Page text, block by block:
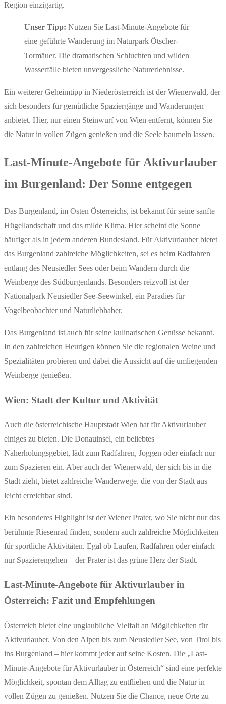
Region einzigartig.
Unser Tipp: Nutzen Sie Last-Minute-Angebote für
eine geführte Wanderung im Naturpark Ötscher-
Tormäuer. Die dramatischen Schluchten und wilden
Wasserfälle bieten unvergessliche Naturerlebnisse.
Ein weiterer Geheimtipp in Niederösterreich ist der Wienerwald, der
sich besonders für gemütliche Spaziergänge und Wanderungen
anbietet. Hier, nur einen Steinwurf von Wien entfernt, können Sie
die Natur in vollen Zügen genießen und die Seele baumeln lassen.
Last-Minute-Angebote für Aktivurlauber
im Burgenland: Der Sonne entgegen
Das Burgenland, im Osten Österreichs, ist bekannt für seine sanfte
Hügellandschaft und das milde Klima. Hier scheint die Sonne
häufiger als in jedem anderen Bundesland. Für Aktivurlauber bietet
das Burgenland zahlreiche Möglichkeiten, sei es beim Radfahren
entlang des Neusiedler Sees oder beim Wandern durch die
Weinberge des Südburgenlands. Besonders reizvoll ist der
Nationalpark Neusiedler See-Seewinkel, ein Paradies für
Vogelbeobachter und Naturliebhaber.
Das Burgenland ist auch für seine kulinarischen Genüsse bekannt.
In den zahlreichen Heurigen können Sie die regionalen Weine und
Spezialitäten probieren und dabei die Aussicht auf die umliegenden
Weinberge genießen.
Wien: Stadt der Kultur und Aktivität
Auch die österreichische Hauptstadt Wien hat für Aktivurlauber
einiges zu bieten. Die Donauinsel, ein beliebtes
Naherholungsgebiet, lädt zum Radfahren, Joggen oder einfach nur
zum Spazieren ein. Aber auch der Wienerwald, der sich bis in die
Stadt zieht, bietet zahlreiche Wanderwege, die von der Stadt aus
leicht erreichbar sind.
Ein besonderes Highlight ist der Wiener Prater, wo Sie nicht nur das
berühmte Riesenrad finden, sondern auch zahlreiche Möglichkeiten
für sportliche Aktivitäten. Egal ob Laufen, Radfahren oder einfach
nur Spazierengehen – der Prater ist das grüne Herz der Stadt.
Last-Minute-Angebote für Aktivurlauber in
Österreich: Fazit und Empfehlungen
Österreich bietet eine unglaubliche Vielfalt an Möglichkeiten für
Aktivurlauber. Von den Alpen bis zum Neusiedler See, von Tirol bis
ins Burgenland – hier kommt jeder auf seine Kosten. Die „Last-
Minute-Angebote für Aktivurlauber in Österreich“ sind eine perfekte
Möglichkeit, spontan dem Alltag zu entfliehen und die Natur in
vollen Zügen zu genießen. Nutzen Sie die Chance, neue Orte zu